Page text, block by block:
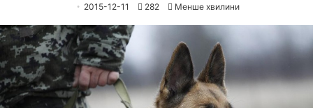
2015-12-11 282 Менше хвилини